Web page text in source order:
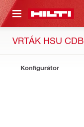
HLAVNÍ OBSAH
VRTÁK HSU CDB
Konfigurátor